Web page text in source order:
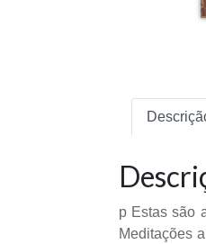
p Estas são
Meditações